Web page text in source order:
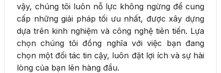
vậy, chúng tôi luôn nỗ lực không ngừng để cung
cấp những giải pháp tối ưu nhất, được xây dựng
dựa trên kinh nghiệm và công nghệ tiên tiến. Lựa
chọn chúng tôi đồng nghĩa với việc bạn đang
chọn một đối tác tin cậy, luôn đặt lợi ích và sự hài
lòng của bạn lên hàng đầu.